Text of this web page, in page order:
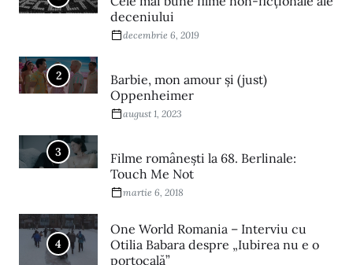
deceniului
decembrie 6, 2019
2
Barbie, mon amour și (just)
Oppenheimer
august 1, 2023
3
Filme româneşti la 68. Berlinale:
Touch Me Not
martie 6, 2018
4
One World Romania – Interviu cu
Otilia Babara despre „Iubirea nu e o
portocală”